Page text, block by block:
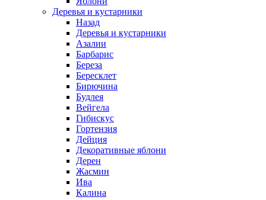
Деревья и кустарники
Назад
Деревья и кустарники
Азалии
Барбарис
Береза
Бересклет
Бирючина
Будлея
Вейгела
Гибискус
Гортензия
Дейция
Декоративные яблони
Дерен
Жасмин
Ива
Калина